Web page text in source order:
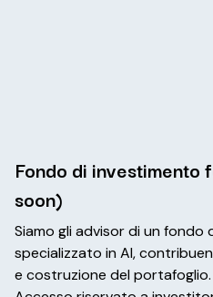
Fondo di investimento
soon)
Siamo gli advisor di un fondo
specializzato in AI,
e costruzione del portafoglio.